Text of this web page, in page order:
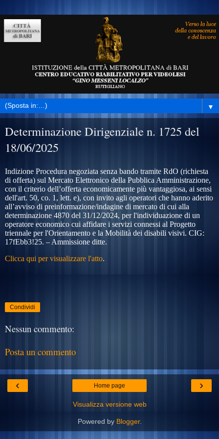
▼
Determinazione Dirigenziale n. 1725 del
18/06/2025
Indizione Procedura negoziata senza bando tramite RdO (richiesta
di offerta) sul Mercato Elettronico della Pubblica Amministrazione,
con il criterio dell’offerta economicamente più vantaggiosa, ai sensi
dell'art. 50, co. 1, lett. e), con invito agli operatori che hanno aderito
all’avviso di preinformazione/indagine di mercato di cui alla
determinazione 4870 del 31/12/2024, per l'individuazione di un
operatore economico cui affidare i servizi connessi al Progetto
triennale per l'Orientamento e la Mobilità dei disabili visivi. CIG:
17fEbb3!25. – Ammissione ditte.
Clicca qui per visualizzare l'atto.
Condividi
Nessun commento:
Posta un commento
‹ ›
Home page
Visualizza versione web
Powered by Blogger.